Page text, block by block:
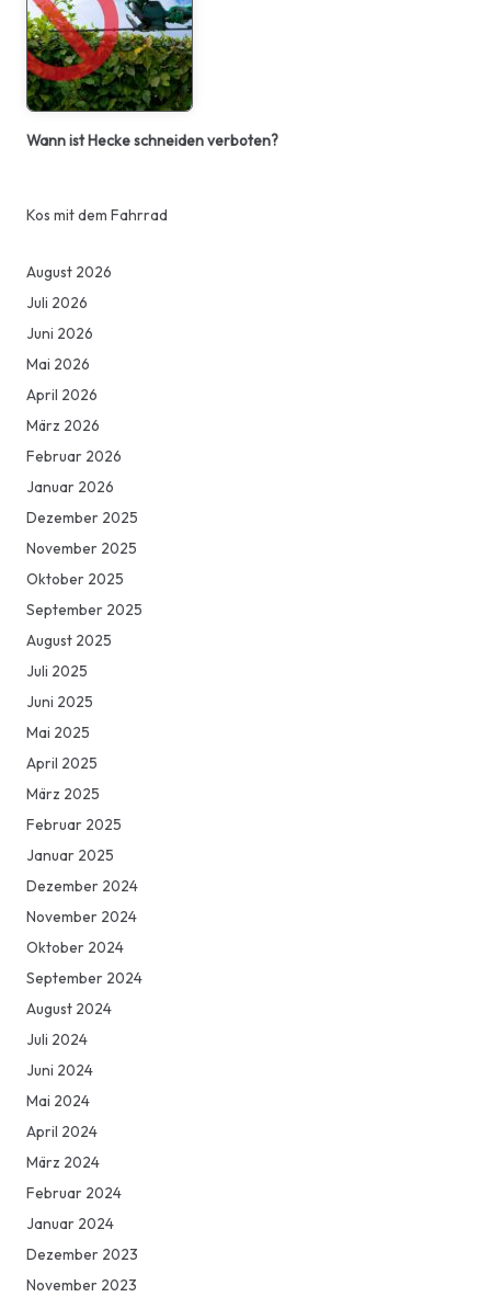
Wann ist Hecke schneiden verboten?
Kos mit dem Fahrrad
August 2026
Juli 2026
Juni 2026
Mai 2026
April 2026
März 2026
Februar 2026
Januar 2026
Dezember 2025
November 2025
Oktober 2025
September 2025
August 2025
Juli 2025
Juni 2025
Mai 2025
April 2025
März 2025
Februar 2025
Januar 2025
Dezember 2024
November 2024
Oktober 2024
September 2024
August 2024
Juli 2024
Juni 2024
Mai 2024
April 2024
März 2024
Februar 2024
Januar 2024
Dezember 2023
November 2023